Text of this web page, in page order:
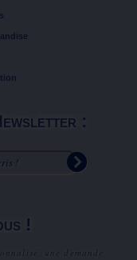
:
!
une demande